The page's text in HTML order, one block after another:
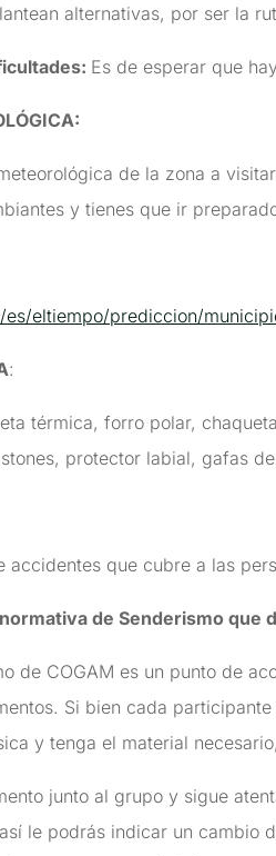
alternativas, por ser la
Es de esperar que
de la zona a
y tienes que ir
eltiempo/prediccion/
:
térmica, forro polar,
protector labial, gafas
accidentes que cubre a las
de Senderismo que
de COGAM es un punto de
Si bien cada
y tenga el material
junto al grupo y sigue
le podrás indicar un cambio